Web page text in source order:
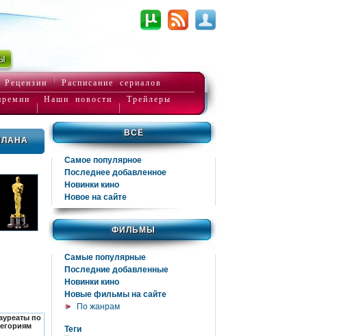
Рецензии
Расписание сериалов
Наши новости Трейлеры
ВСЁ
Самое популярное
Последнее добавленное
Новинки кино
Новое на сайте
ФИЛЬМЫ
Самые популярные
Последние добавленные
Новинки кино
Новые фильмы на сайте
По жанрам
Теги
по